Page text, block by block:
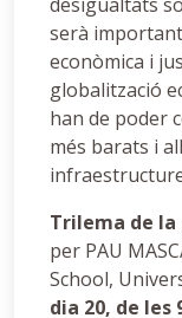
serà
econòmica i
globalització
han de poder
més barats i
Trilema de
per PAU
School,
dia 20, de les